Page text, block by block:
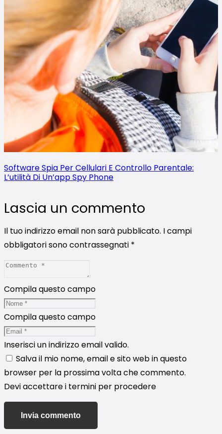
Software Spia Per Cellulari E Controllo Parentale:
L’utilità Di Un’app Spy Phone
Lascia un commento
Il tuo indirizzo email non sarà pubblicato. I campi
obbligatori sono contrassegnati *
Compila questo campo
Compila questo campo
Inserisci un indirizzo email valido.
Salva il mio nome, email e sito web in questo
browser per la prossima volta che commento.
Devi accettare i termini per procedere
Invia commento